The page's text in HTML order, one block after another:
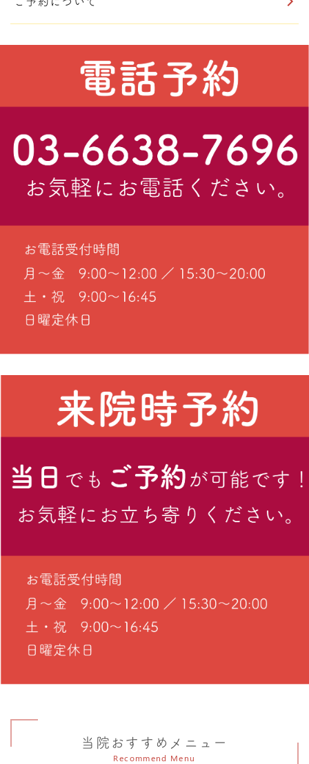
当院おすすめメニュー
Recommend Menu